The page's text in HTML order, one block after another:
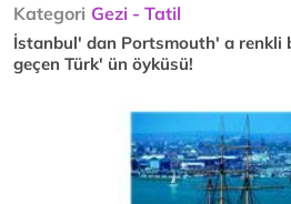
Kategori Gezi - Tatil
İstanbul' dan Portsmouth' a renkli
geçen Türk' ün öyküsü!